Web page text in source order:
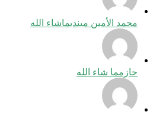
محمد الأمين مينديماشاء الله
حازمما شاء الله